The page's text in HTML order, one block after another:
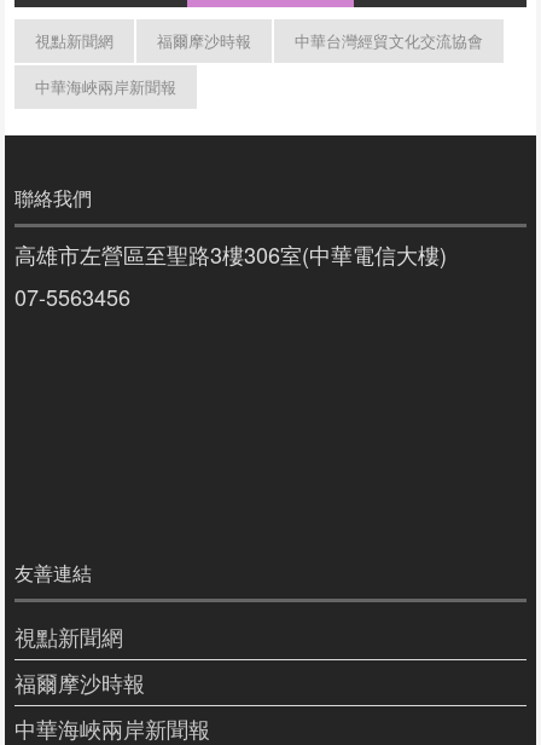
視點新聞網 福爾摩沙時報
中華台灣經貿文化交流協會
中華海峽兩岸新聞報
聯絡我們
高雄市左營區至聖路3樓306室(中華電信大樓)
07-5563456
友善連結
視點新聞網
福爾摩沙時報
中華海峽兩岸新聞報